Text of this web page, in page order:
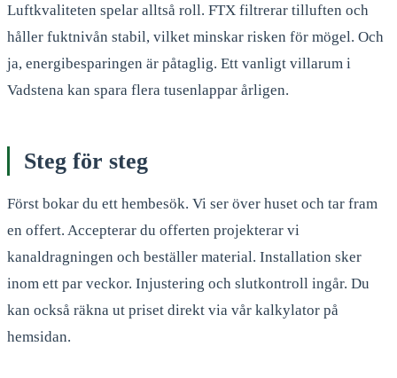
Luftkvaliteten spelar alltså roll. FTX filtrerar tilluften och
håller fuktnivån stabil, vilket minskar risken för mögel. Och
ja, energibesparingen är påtaglig. Ett vanligt villarum i
Vadstena kan spara flera tusenlappar årligen.
Steg för steg
Först bokar du ett hembesök. Vi ser över huset och tar fram
en offert. Accepterar du offerten projekterar vi
kanaldragningen och beställer material. Installation sker
inom ett par veckor. Injustering och slutkontroll ingår. Du
kan också räkna ut priset direkt via vår kalkylator på
hemsidan.